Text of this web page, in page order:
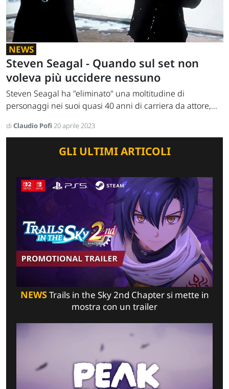
NEWS
Steven Seagal - Quando sul set non
voleva più uccidere nessuno
Steven Seagal ha "eliminato" una moltitudine di
personaggi nei suoi quasi 40 anni di carriera da attore,...
di Claudio Pofi 20 aprile 2023
GLI ULTIMI ARTICOLI
NEWSTrails in the Sky 2nd Chapter si mette in
mostra con un trailer